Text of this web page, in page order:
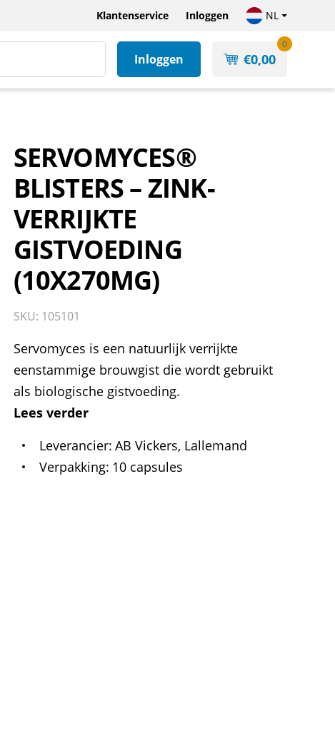
Klantenservice Inloggen NL
Inloggen €0,00
0
SERVOMYCES®
BLISTERS – ZINK-
VERRIJKTE
GISTVOEDING
(10X270MG)
SKU: 105101
Servomyces is een natuurlijk verrijkte
eenstammige brouwgist die wordt gebruikt
als biologische gistvoeding.
Lees verder
Leverancier AB Vickers, Lallemand
Verpakking 10 capsules